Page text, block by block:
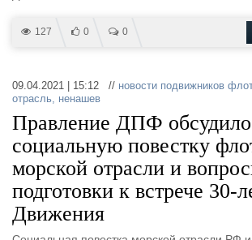
127 0 0
09.04.2021 | 15:12 // новости подвижников
отрасль, ненашев
Правление ДПФ обсудило
социальную повестку
морской отрасли и
подготовки к встрече 30-
Движения